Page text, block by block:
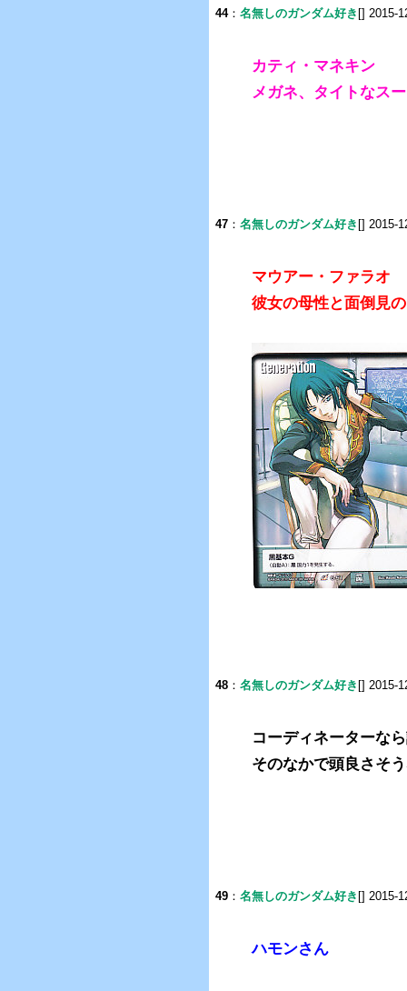
44： 名無しのガンダム好き [] 2015-
カティ・マネキン
メガネ、タイトなス
47 ： 名無しのガンダム好き [] 2015-
マウアー・ファラオ
彼女の母性と面倒見
48 ： 名無しのガンダム好き [] 2015-
コーディネーターな
そのなかで頭良さそ
49 ： 名無しのガンダム好き [] 2015-
ハモンさん